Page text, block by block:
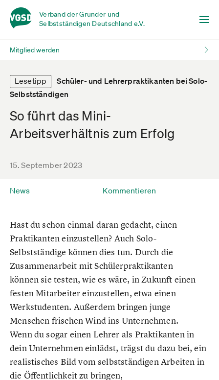
Verband der Gründer und
Selbstständigen Deutschland e.V.
Mitglied werden
Lesetipp
Schüler- und Lehrerpraktikanten bei Solo-
Selbstständigen
So führt das Mini-
Arbeitsverhältnis zum Erfolg
15. September 2023
News Kommentieren
Hast du schon einmal daran gedacht, einen
Praktikanten einzustellen? Auch Solo-
Selbstständige können dies tun. Durch die
Zusammenarbeit mit Schülerpraktikanten
können sie testen, wie es wäre, in Zukunft einen
festen Mitarbeiter einzustellen, etwa einen
Werkstudenten. Außerdem bringen junge
Menschen frischen Wind ins Unternehmen.
Wenn du sogar einen Lehrer als Praktikanten in
dein Unternehmen einlädst, trägst du dazu bei, ein
realistisches Bild vom selbstständigen Arbeiten in
die Öffentlichkeit zu bringen,